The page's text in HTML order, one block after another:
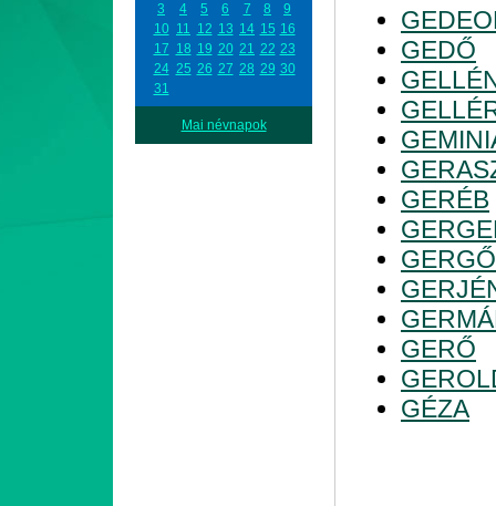
3
4 5 6 7 8
9
10 11 12 13 14 15 16
17 18 19 20 21 22 23
24 25 26 27 28 29 30
31
Mai névnapok
GEDŐ
GERÉB
GERGŐ
GERŐ
GÉZA